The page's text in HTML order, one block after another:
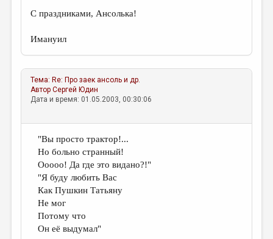
С праздниками, Ансолька!
Имануил
Тема: Re: Про заек ансоль и др.
АвторСергей Юдин
Дата и время: 01.05.2003, 00:30:06
"Вы просто трактор!...
Но больно странный!
Ооооо! Да где это видано?!"
"Я буду любить Ваc
Как Пушкин Татьяну
Не мог
Потому что
Он её выдумал"